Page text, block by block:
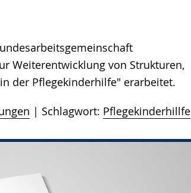
Weiterentwicklung von Strukturen,
der Pflegekinderhilfe" erarbeitet.
Schlagwort: Pflegekinderhillfe